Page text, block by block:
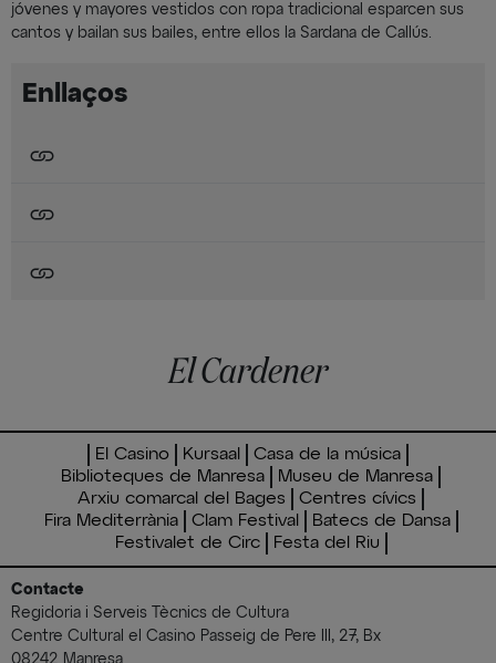
El Cardener
jóvenes y mayores vestidos con ropa tradicional esparcen sus
cantos y bailan sus bailes, entre ellos la Sardana de Callús.
Enllaços
El Casino Kursaal
Casa de la música
Biblioteques de Manresa
Museu de Manresa
Arxiu comarcal del Bages
Centres cívics
Fira Mediterrània
Clam Festival
Batecs de Dansa
Festivalet de Circ
Festa del Riu
Contacte
Regidoria i Serveis Tècnics de Cultura
Centre Cultural el Casino Passeig de Pere III, 27, Bx
08242 Manresa